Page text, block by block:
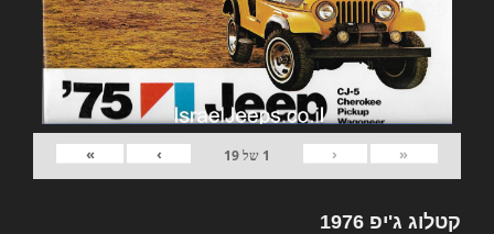
«
‹
1 של19
›
»
קטלוג ג'יפ 1976